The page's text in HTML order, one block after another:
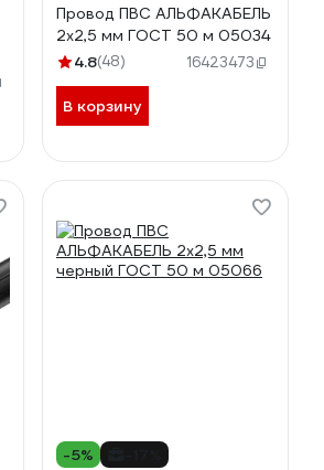
Провод ПВС АЛЬФАКАБЕЛЬ
2х2,5 мм ГОСТ 50 м 05034
4.8(48) 16423473
В корзину
-5%